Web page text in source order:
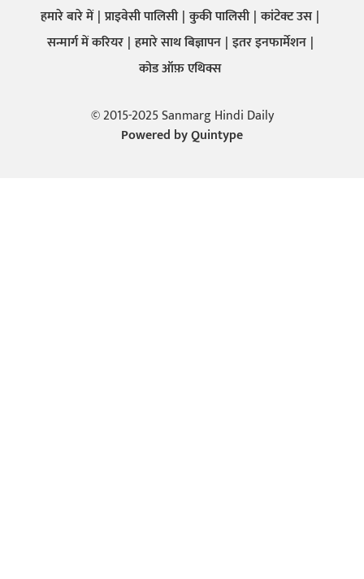
हमारे बारे में प्राइवेसी पालिसी कुकी पालिसी कांटेक्ट उस
सन्मार्ग में करियर हमारे साथ बिज्ञापन इतर इनफार्मेशन
कोड ऑफ़ एथिक्स
© 2015-2025 Sanmarg Hindi Daily
Powered byQuintype